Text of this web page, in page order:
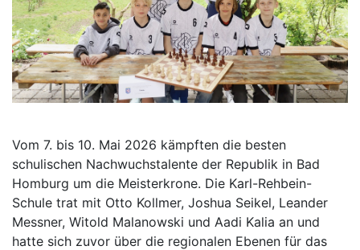
Vom 7. bis 10. Mai 2026 kämpften die besten
schulischen Nachwuchstalente der Republik in Bad
Homburg um die Meisterkrone. Die Karl-Rehbein-
Schule trat mit Otto Kollmer, Joshua Seikel, Leander
Messner, Witold Malanowski und Aadi Kalia an und
hatte sich zuvor über die regionalen Ebenen für das